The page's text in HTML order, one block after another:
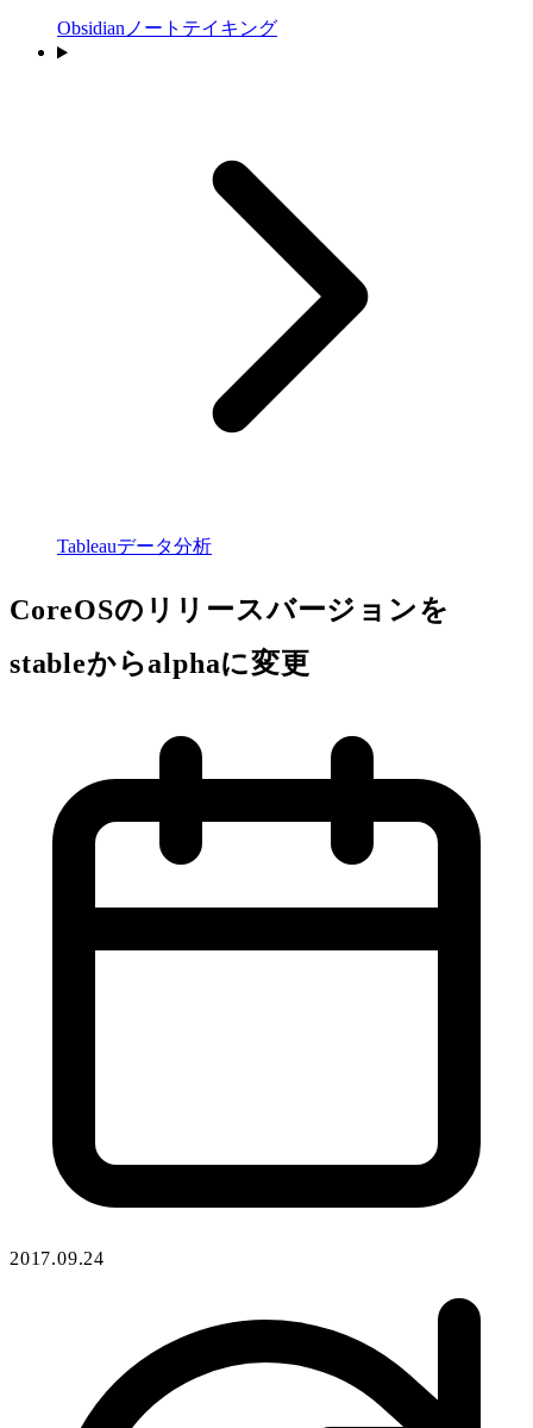
Obsidianノートテイキング
Tableauデータ分析
CoreOSのリリースバージョンを
stableからalphaに変更
2017.09.24